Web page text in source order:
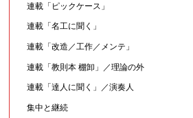
連載「ピックケース」
連載「名工に聞く」
連載「改造／工作／メンテ」
連載「教則本 棚卸」／理論の外
連載「達人に聞く」／演奏人
集中と継続